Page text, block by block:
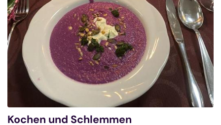
Kochen und Schlemmen